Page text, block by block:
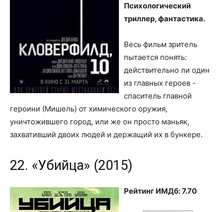
Психологический
триллер, фантастика.
Весь фильм зритель
пытается понять:
действительно ли один
из главных героев -
спаситель главной
героини (Мишель) от химического оружия,
уничтожившего город, или же он просто маньяк,
захвативший двоих людей и держащий их в бункере.
22. «Убийца» (2015)
Рейтинг ИМДб: 7.70